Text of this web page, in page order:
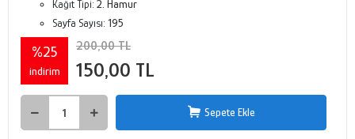
Kağıt Tipi: 2. Hamur
Sayfa Sayısı: 195
%25
indirim
200,00 TL
150,00 TL
Sepete Ekle